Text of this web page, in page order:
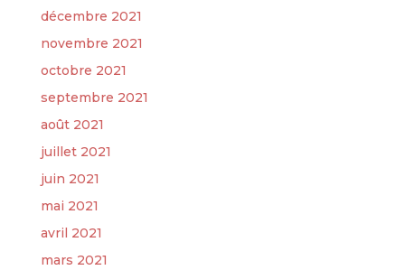
décembre 2021
novembre 2021
octobre 2021
septembre 2021
août 2021
juillet 2021
juin 2021
mai 2021
avril 2021
mars 2021